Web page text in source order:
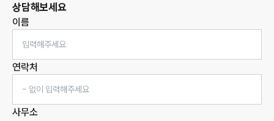
상담해보세요
이름
연락처
사무소